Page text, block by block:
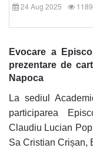
24 Aug 2025 1189
Evocare a
prezentare de
Napoca
La sediul
participarea
Claudiu Lucian
Sa Cristian Crișan,